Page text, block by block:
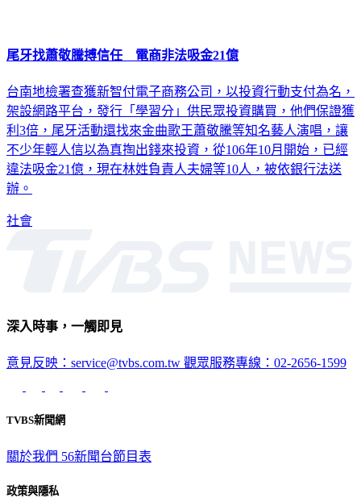
尾牙找蕭敬騰搏信任 電商非法吸金21億
台南地檢署查獲新智付電子商務公司，以投資行動支付為名，
架設網路平台，發行「學習分」供民眾投資購買，他們保證獲
利3倍，尾牙活動還找來金曲歌王蕭敬騰等知名藝人演唱，讓
不少年輕人信以為真掏出錢來投資，從106年10月開始，已經
違法吸金21億，現在林姓負責人夫婦等10人，被依銀行法送
辦。
社會
深入時事，一觸即見
意見反映：service@tvbs.com.tw 觀眾服務專線：02-2656-1599
TVBS新聞網
關於我們 56新聞台節目表
政策與隱私